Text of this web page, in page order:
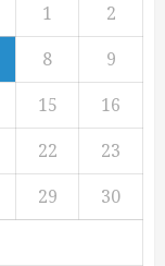
1
2
8
9
15
16
22
23
29
30